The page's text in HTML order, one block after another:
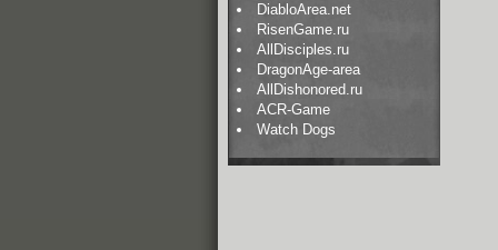
DiabloArea.net
RisenGame.ru
AllDisciples.ru
DragonAge-area
AllDishonored.ru
ACR-Game
Watch Dogs